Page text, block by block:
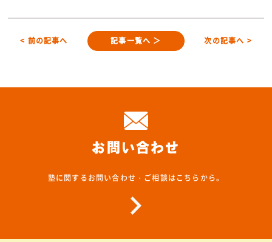
< 前の記事へ 記事一覧へ ＞ 次の記事へ >
お問い合わせ
塾に関するお問い合わせ・ご相談はこちらから。